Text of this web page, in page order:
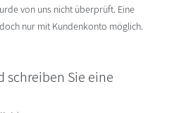
von uns nicht überprüft. Eine
nur mit Kundenkonto möglich.
schreiben Sie eine